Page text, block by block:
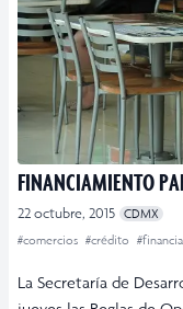
FINANCIAMIENTO
22 octubre, 2015 CDMX
#comercios #crédito
La Secretaría de